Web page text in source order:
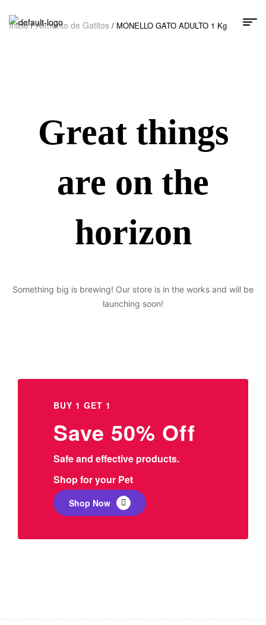
Inicio/Alimento de Gatitos / MONELLO GATO ADULTO 1 Kg
Great things
are on the
horizon
Something big is brewing! Our store is in the works and will be
launching soon!
BUY 1 GET 1
Save 50% Off
Safe and effective products.
Shop for your Pet
Shop Now